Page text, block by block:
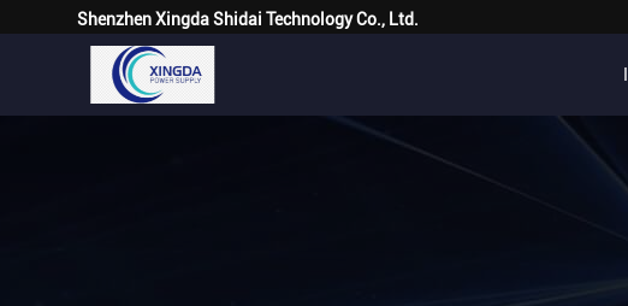
Shenzhen Xingda Shidai Technology Co., Ltd.